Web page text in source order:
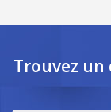
Trouvez